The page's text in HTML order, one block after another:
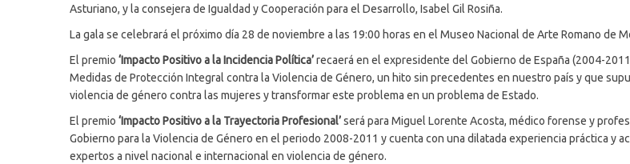
Asturiano, y la consejera de Igualdad y Cooperación para el Desarrollo, Isabel Gil Rosiña.
La gala se celebrará el próximo día 28 de noviembre a las 19:00 horas en el Museo Nacional de Arte Romano de
El premio ‘Impacto Positivo a la Incidencia Política’recaerá en el expresidente del Gobierno de España (2004-
Medidas de Protección Integral contra la Violencia de Género, un hito sin precedentes en nuestro país y que
violencia de género contra las mujeres y transformar este problema en un problema de Estado.
El premio ‘Impacto Positivo a la Trayectoria Profesional’será para Miguel Lorente Acosta, médico forense y
Gobierno para la Violencia de Género en el periodo 2008-2011 y cuenta con una dilatada experiencia práctica y
expertos a nivel nacional e internacional en violencia de género.